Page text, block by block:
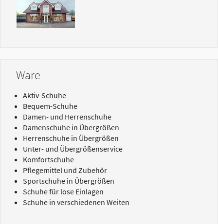
Show larger version
Ware
Aktiv-Schuhe
Bequem-Schuhe
Damen- und Herrenschuhe
Damenschuhe in Übergrößen
Herrenschuhe in Übergrößen
Unter- und Übergrößenservice
Komfortschuhe
Pflegemittel und Zubehör
Sportschuhe in Übergrößen
Schuhe für lose Einlagen
Schuhe in verschiedenen Weiten